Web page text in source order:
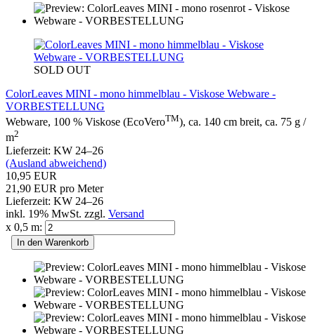
SOLD OUT
ColorLeaves MINI - mono himmelblau - Viskose Webware -
VORBESTELLUNG
Webware, 100 % Viskose (EcoVeroTM), ca. 140 cm breit, ca. 75 g /
m2
Lieferzeit: KW 24–26
(Ausland abweichend)
10,95 EUR
21,90 EUR pro Meter
Lieferzeit: KW 24–26
inkl. 19% MwSt. zzgl. Versand
x 0,5 m:
In den Warenkorb